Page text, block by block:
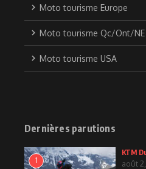
Moto tourisme Europe
Moto tourisme Qc/Ont/NE
Moto tourisme USA
Dernières parutions
1
KTM
août